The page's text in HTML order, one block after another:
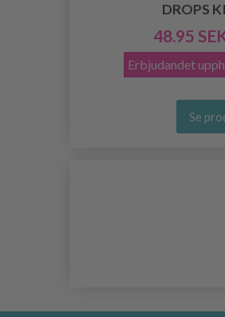
DROPS
48.95
Erbjudandet
Se